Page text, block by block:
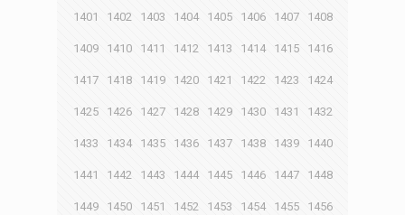
1401 1402 1403 1404 1405 1406 1407 1408
1409 1410 1411 1412 1413 1414 1415 1416
1417 1418 1419 1420 1421 1422 1423 1424
1425 1426 1427 1428 1429 1430 1431 1432
1433 1434 1435 1436 1437 1438 1439 1440
1441 1442 1443 1444 1445 1446 1447 1448
1449 1450 1451 1452 1453 1454 1455 1456